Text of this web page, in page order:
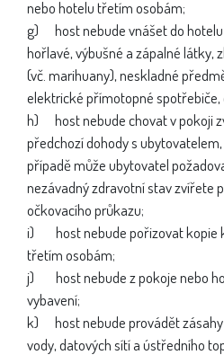
nebo hotelu třetím osobám;
g) host nebude vnášet do hotelu
hořlavé, výbušné a zápalné látky,
(vč. marihuany), neskladné
elektrické přímotopné
h) host nebude chovat v pokoji
předchozí dohody s
případě může ubytovatel
nezávadný zdravotní stav zvířete
očkovacího průkazu;
i) host nebude pořizovat kopie
třetím osobám;
j) host nebude z pokoje nebo
vybavení;
k) host nebude provádět zásahy
vody, datových sítí a ústředního